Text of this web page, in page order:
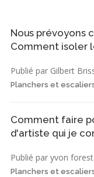
Nous prévoyons
Comment isoler
Publié par Gilbert
Planchers et
Comment faire
d'artiste qui je
Publié par yvon forest
Planchers et